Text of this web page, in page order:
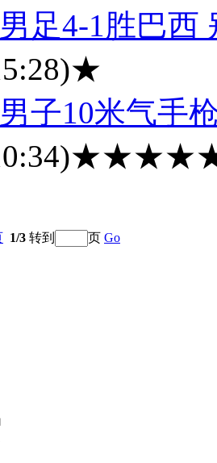
足4-1胜巴西
★
子10米气手
1/3 转到 页 Go